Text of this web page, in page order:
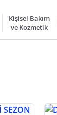
Kişisel Bakım
ve Kozmetik